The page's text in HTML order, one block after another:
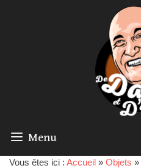
Menu
Vous êtes ici : Accueil » Objets »